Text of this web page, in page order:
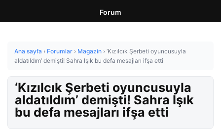
Forum
Ana sayfa › Forumlar › Magazin › ‘Kızılcık Şerbeti oyuncusuyla
aldatıldım’ demişti! Sahra Işık bu defa mesajları ifşa etti
‘Kızılcık Şerbeti oyuncusuyla
aldatıldım’ demişti! Sahra Işık
bu defa mesajları ifşa etti